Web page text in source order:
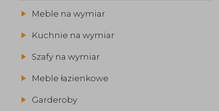
Meble na wymiar
Kuchnie na wymiar
Szafy na wymiar
Meble łazienkowe
Garderoby